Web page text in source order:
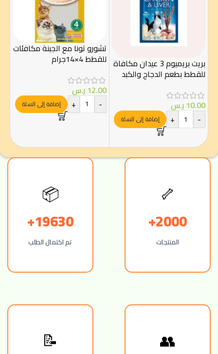
بريت بريميوم 3 عيدان مكافاة
للقطط بطعم الدجاج والكبد
10.00 ر.س
-
+ إضافة إلى السلة
تشورو تونا مع الجبنة مكافئات
للقطط 4×14جرام
12.00 ر.س
-
+ إضافة إلى السلة
🦴
2000+
المنتجات
📦
19630+
تم اكتمال الطلب
👥
📝